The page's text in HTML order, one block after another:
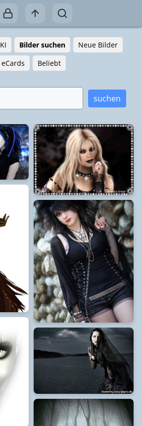
KI Bilder suchen
Neue Bilder
eCards
Beliebt
suchen